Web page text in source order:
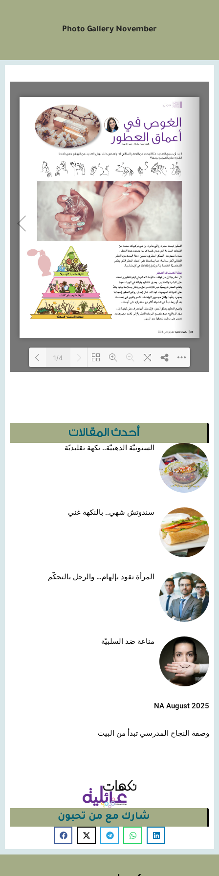
Photo Gallery November
أحدث المقالات
السنونيّة الذهبيّة.. نكهة تقليديّة
سندوتش شهي.. بالنكهة غني
المرأة تقود بإلهام… والرجل بالتحكّم
مناعة ضد السلبيّة
NA August 2025
وصفة النجاح المدرسي تبدأ من البيت
شارك مع من تحبون
1/4